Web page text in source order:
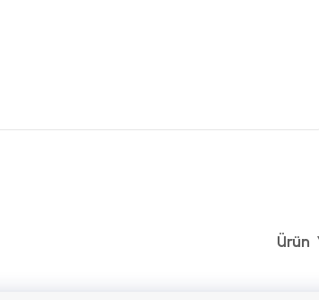
Ürün